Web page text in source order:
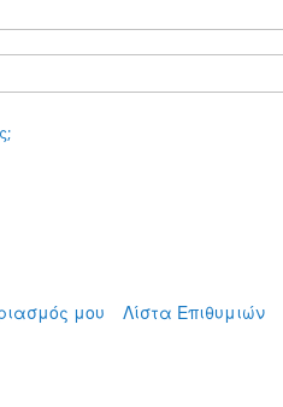
μου Λίστα Επιθυμιών